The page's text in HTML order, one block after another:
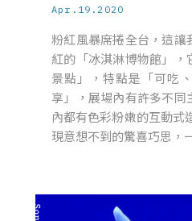
Apr.19.2020
粉紅風暴席捲全台，這讓
紅的「冰淇淋博物館」，
景點」，特點是「可吃
享」，展場內有許多不同
內都有色彩粉嫩的互動式
現意想不到的驚喜巧思